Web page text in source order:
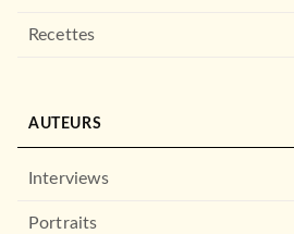
Recettes
AUTEURS
Interviews
Portraits